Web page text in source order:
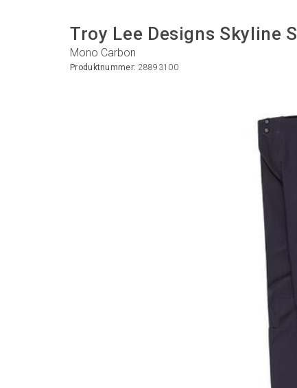
Troy Lee Designs Skyline
Mono Carbon
Produktnummer: 28893100